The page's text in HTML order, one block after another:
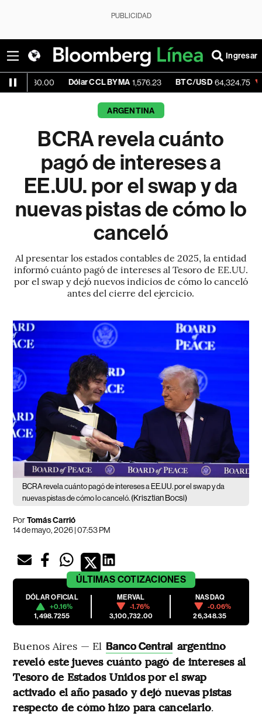
PUBLICIDAD
Ingresar
Dólar CCL BYMA 1,576.23 BTC/USD 64,324.75 -0.11%
ARGENTINA
BCRA revela cuánto
pagó de intereses a
EE.UU. por el swap y da
nuevas pistas de cómo lo
canceló
Al presentar los estados contables de 2025, la entidad
informó cuánto pagó de intereses al Tesoro de EE.UU.
por el swap y dejó nuevos indicios de cómo lo canceló
antes del cierre del ejercicio.
BCRA revela cuánto pagó de intereses a EE.UU. por el swap y da
nuevas pistas de cómo lo canceló. (Krisztian Bocsi)
PorTomás Carrió
14 de mayo, 2026 | 07:53 PM
ÚLTIMAS COTIZACIONES
DÓLAR OFICIAL
+0.16%
1,498.7255
MERVAL
-1.76%
3,100,732.00
NASDAQ
-0.06%
26,348.35
Buenos Aires — El Banco Central argentino
reveló este jueves cuánto pagó de intereses al
Tesoro de Estados Unidos por el swap
activado el año pasado y dejó nuevas pistas
respecto de cómo hizo para cancelarlo.